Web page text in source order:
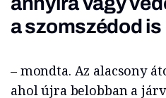
a szomszédod is
– mondta. Az alacsony
ahol újra belobban a